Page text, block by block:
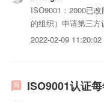
ISO9001：2000已
的组织）申请第三
代表，负责ISO9001
2022-02-09 11:20:02
ISO9001认证